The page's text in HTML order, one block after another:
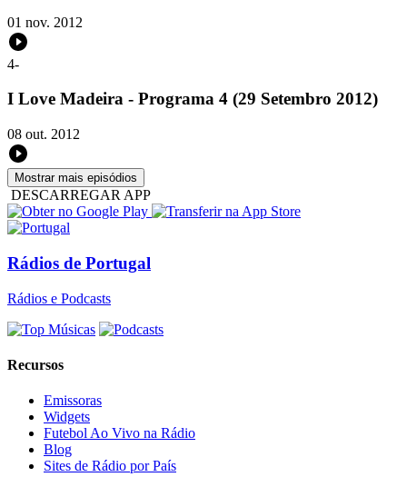
01 nov. 2012
4-
I Love Madeira - Programa 4 (29 Setembro 2012)
08 out. 2012
Mostrar mais episódios
DESCARREGAR APP
Rádios de Portugal
Rádios e Podcasts
Recursos
Emissoras
Widgets
Futebol Ao Vivo na Rádio
Blog
Sites de Rádio por País